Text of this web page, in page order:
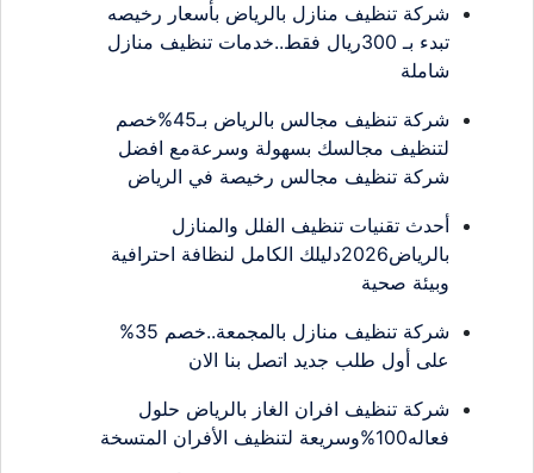
شركة تنظيف منازل بالرياض بأسعار رخيصه
تبدء بـ 300ريال فقط..خدمات تنظيف منازل
شاملة
شركة تنظيف مجالس بالرياض بـ45%خصم
لتنظيف مجالسك بسهولة وسرعةمع افضل
شركة تنظيف مجالس رخيصة في الرياض
أحدث تقنيات تنظيف الفلل والمنازل
بالرياض2026دليلك الكامل لنظافة احترافية
وبيئة صحية
شركة تنظيف منازل بالمجمعة..خصم 35%
على أول طلب جديد اتصل بنا الان
شركة تنظيف افران الغاز بالرياض حلول
فعاله100%وسريعة لتنظيف الأفران المتسخة